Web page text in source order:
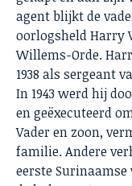
agent blijkt de
oorlogsheld Harry
Willems-Orde.
1938 als sergeant
In 1943 werd hij
en geëxecuteerd
Vader en zoon,
familie. Andere
eerste